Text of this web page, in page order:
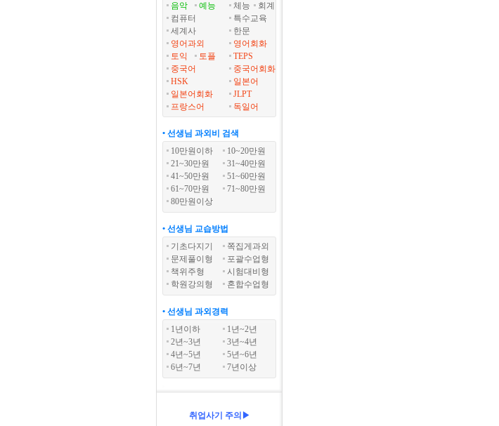
음악
예능 체능
회계
컴퓨터
특수교육
세계사
한문
영어과외
영어회화
토익
토플
TEPS
중국어
중국어회화
HSK
일본어
일본어회화
JLPT
프랑스어
독일어
• 선생님 과외비 검색
10만원이하
10~20만원
21~30만원
31~40만원
41~50만원
51~60만원
61~70만원
71~80만원
80만원이상
• 선생님 교습방법
기초다지기
쪽집게과외
문제풀이형
포괄수업형
책위주형
시험대비형
학원강의형
혼합수업형
• 선생님 과외경력
1년이하
1년~2년
2년~3년
3년~4년
4년~5년
5년~6년
6년~7년
7년이상
취업사기 주의▶